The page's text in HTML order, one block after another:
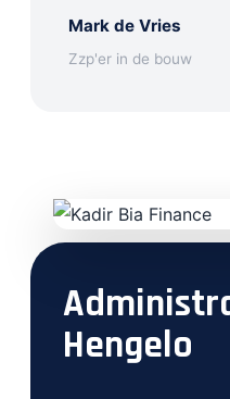
Mark de Vries
Zzp'er in de bouw
Hengelo